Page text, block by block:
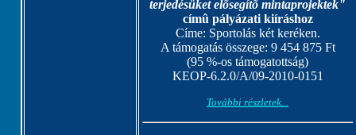
terjedésüket elõsegítõ mintaprojektek"
címû pályázati kiíráshoz
Címe: Sportolás két keréken.
A támogatás összege: 9 454 875 Ft
(95 %-os támogatottság)
KEOP-6.2.0/A/09-2010-0151
További részletek...